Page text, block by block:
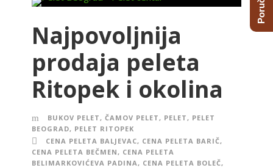
Najpovoljnija
prodaja peleta
Ritopek i okolina
BUKOV PELET , ČAMOV PELET , PELET , PELET
BEOGRAD, PELET RITOPEK
CENA PELETA BALJEVAC, CENA PELETA BARIČ,
CENA PELETA BEČMEN , CENA PELETA
BELIMARKOVIĆEVA PADINA , CENA PELETA BOLEČ,